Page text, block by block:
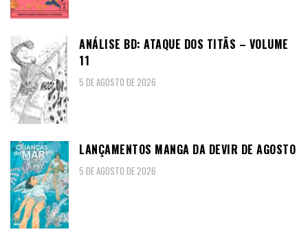
ANÁLISE BD: ATAQUE DOS TITÃS – VOLUME
11
5 DE AGOSTO DE 2026
LANÇAMENTOS MANGA DA DEVIR DE AGOSTO
5 DE AGOSTO DE 2026